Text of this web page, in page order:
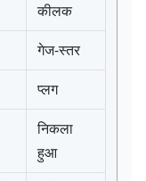
कीलक
गेज-स्तर
प्लग
निकला
हुआ